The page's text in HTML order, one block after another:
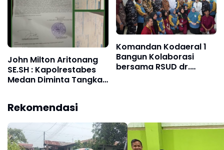
John Milton Aritonang
SE.SH : Kapolrestabes
Medan Diminta Tangkap
Komandan Kodaeral 1
Bangun Kolaborasi
bersama RSUD dr.
Rekomendasi